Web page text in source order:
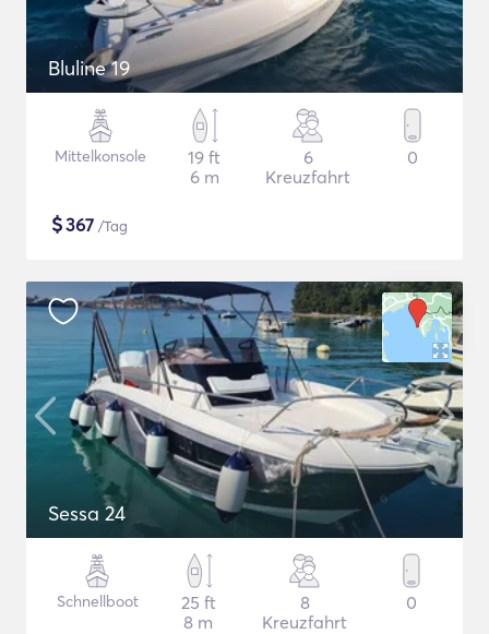
Bluline 19
Mittelkonsole
19 ft
6 m
6
Kreuzfahrt
0
$367 /Tag
Sessa 24
Schnellboot
25 ft
8 m
8
Kreuzfahrt
0